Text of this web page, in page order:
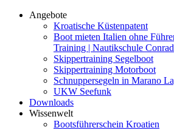
Angebote
Kroatische Küstenpatent
Boot mieten Italien ohne
Training | Nautikschule Conrad
Skippertraining Segelboot
Skippertraining Motorboot
Schnuppersegeln in Marano
UKW Seefunk
Downloads
Wissenwelt
Bootsführerschein Kroatien